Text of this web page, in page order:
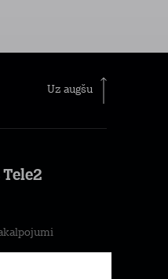
Uz augšu